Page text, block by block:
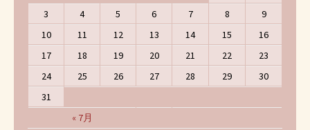
« 7月
3
4 5 6 7 8
9
10
11 12 13 14 15
16
17
18 19 20 21 22
23
24
25 26 27 28 29
30
31